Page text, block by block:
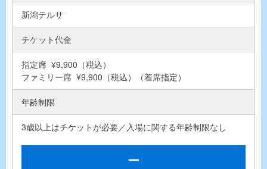
新潟テルサ
チケット代金
指定席 ¥9,900（税込）
ファミリー席 ¥9,900（税込）（着席指定）
年齢制限
3歳以上はチケットが必要／入場に関する年齢制限なし
ー